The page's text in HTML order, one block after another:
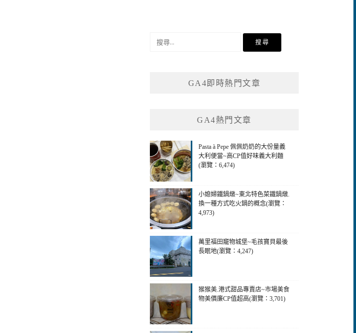
GA4即時熱門文章
GA4熱門文章
Pasta à Pepe 佩佩奶奶的大份量義
大利便當~高CP值好味義大利麵
(瀏覽：6,474)
小媳婦鐵鍋燉~東北特色菜鐵鍋燉.
換一種方式吃火鍋的概念(瀏覽：
4,973)
萬里福田竉物城堡~毛孩寶貝最後
長眠地(瀏覽：4,247)
猴猴美.港式甜品專賣店~市場美食
物美價廉CP值超高(瀏覽：3,701)